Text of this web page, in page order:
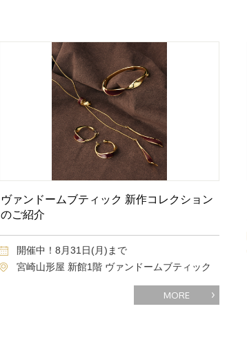
ヴァンドームブティック 新作コレクション
のご紹介
開催中！8月31日(月)まで
宮崎山形屋 新館1階 ヴァンドームブティック
MORE